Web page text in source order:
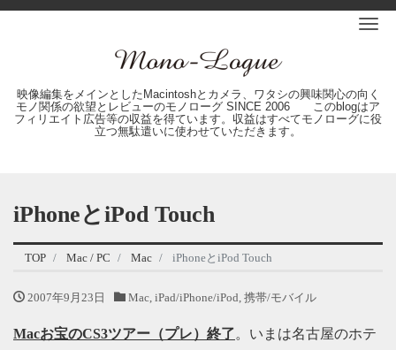
映像編集をメインとしたMacintoshとカメラ、ワタシの興味関心の向く
モノ関係の欲望とレビューのモノローグ SINCE 2006 このblogはア
フィリエイト広告等の収益を得ています。収益はすべてモノローグに役
立つ無駄遣いに使わせていただきます。
iPhoneとiPod Touch
TOP Mac / PC Mac iPhoneとiPod Touch
2007年9月23日 Mac, iPad/iPhone/iPod, 携帯/モバイル
Macお宝のCS3ツアー（プレ）終了。いまは名古屋のホテ